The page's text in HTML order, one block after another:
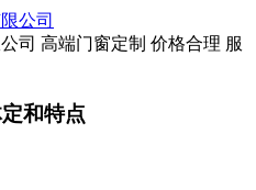
司 高端门窗定制 价格合理 服
和特点